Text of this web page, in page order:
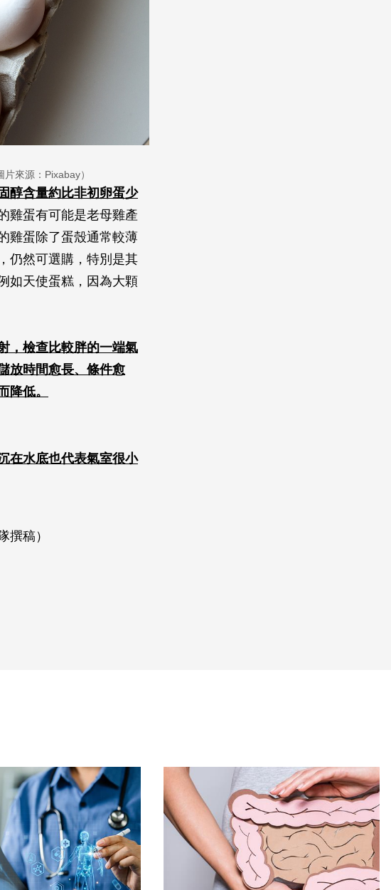
來源：Pixabay）
醇含量約比非初卵蛋少
雞蛋有可能是老母雞產
雞蛋除了蛋殼通常較薄
仍然可選購，特別是其
如天使蛋糕，因為大顆
，檢查比較胖的一端氣
放時間愈長、條件愈
降低。
在水底也代表氣室很小
撰稿）